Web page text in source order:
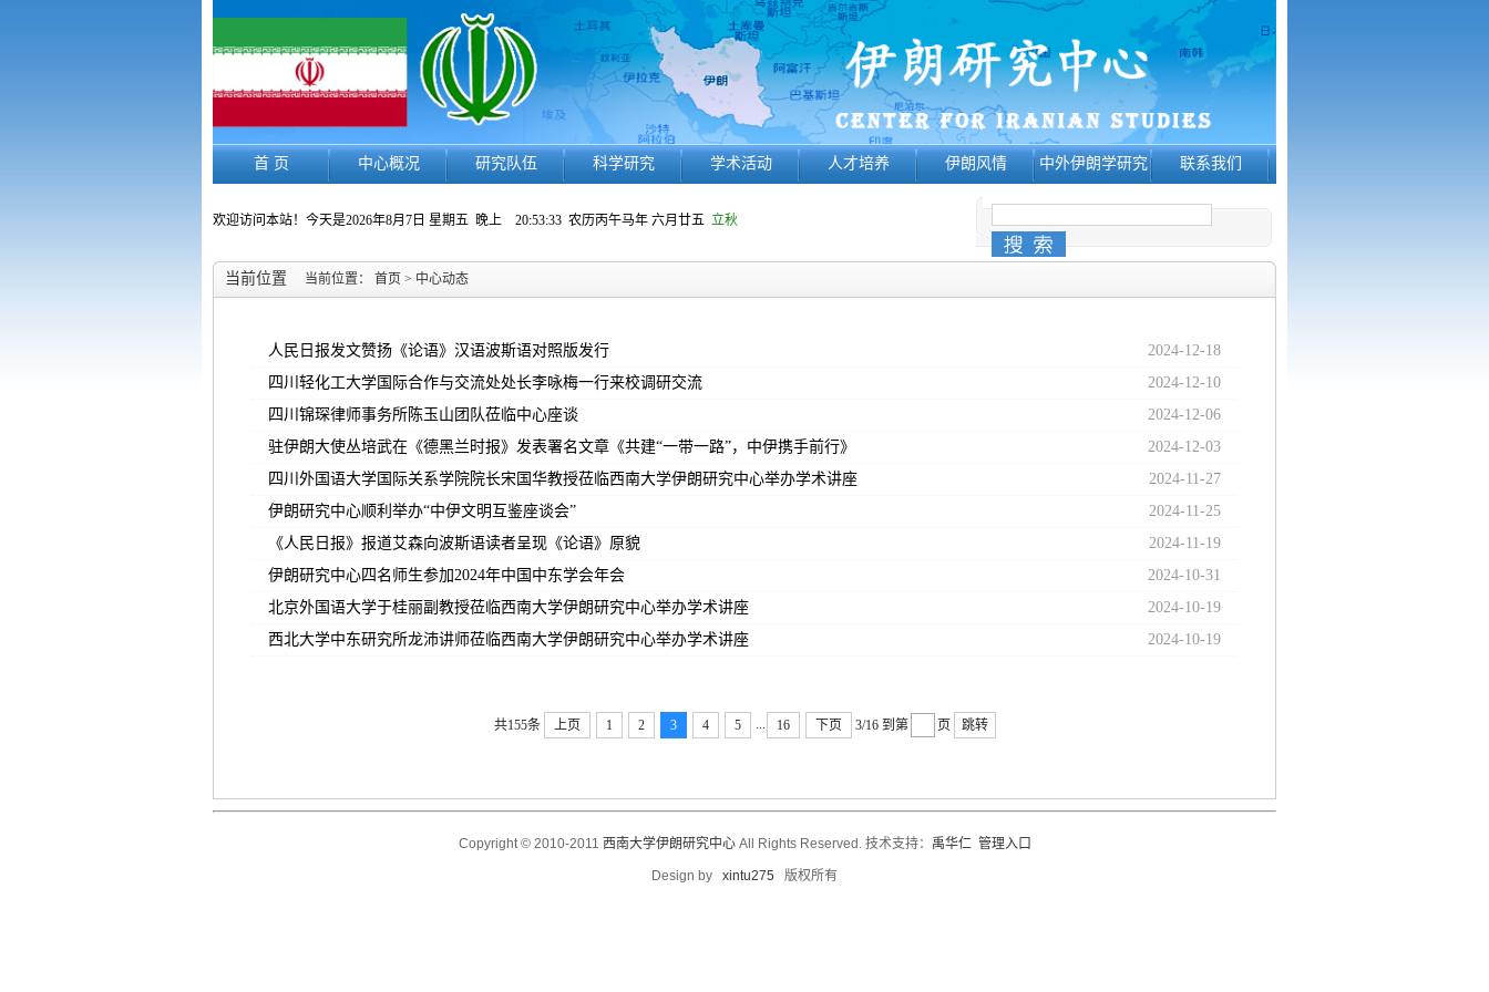
首 页 中心概况 研究队伍 科学研究 学术活动 人才培养 伊朗风情 中外伊朗学研究 联系我们
欢迎访问本站！今天是2026年8月7日 星期五 晚上 20:53:33 农历丙午马年 六月廿五 立秋
当前位置 当前位置： 首页 > 中心动态
2024-12-18
人民日报发文赞扬《论语》汉语波斯语对照版发行
2024-12-10
四川轻化工大学国际合作与交流处处长李咏梅一行来校调研交流
2024-12-06
四川锦琛律师事务所陈玉山团队莅临中心座谈
2024-12-03
驻伊朗大使丛培武在《德黑兰时报》发表署名文章《共建“一带一路”，中伊携手前行》
2024-11-27
四川外国语大学国际关系学院院长宋国华教授莅临西南大学伊朗研究中心举办学术讲座
2024-11-25
伊朗研究中心顺利举办“中伊文明互鉴座谈会”
2024-11-19
《人民日报》报道艾森向波斯语读者呈现《论语》原貌
2024-10-31
伊朗研究中心四名师生参加2024年中国中东学会年会
2024-10-19
北京外国语大学于桂丽副教授莅临西南大学伊朗研究中心举办学术讲座
2024-10-19
西北大学中东研究所龙沛讲师莅临西南大学伊朗研究中心举办学术讲座
共155条 上页 1 2 3 4 5 ... 16 下页 3/16 到第 页 跳转
Copyright © 2010-2011 西南大学伊朗研究中心All Rights Reserved. 技术支持： 禹华仁 管理入口
Design by xintu275 版权所有